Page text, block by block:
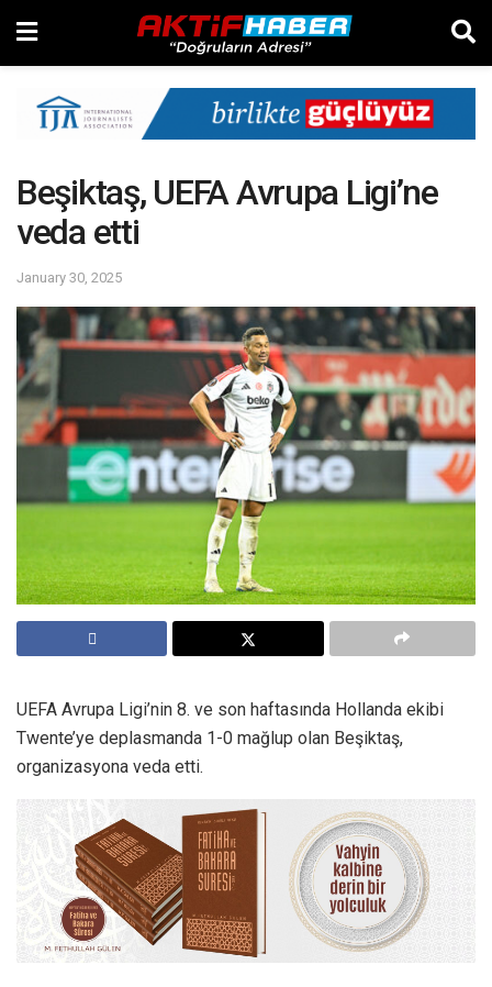
Beşiktaş, UEFA Avrupa Ligi’ne
veda etti
January 30, 2025
UEFA Avrupa Ligi’nin 8. ve son haftasında Hollanda ekibi
Twente’ye deplasmanda 1-0 mağlup olan Beşiktaş,
organizasyona veda etti.